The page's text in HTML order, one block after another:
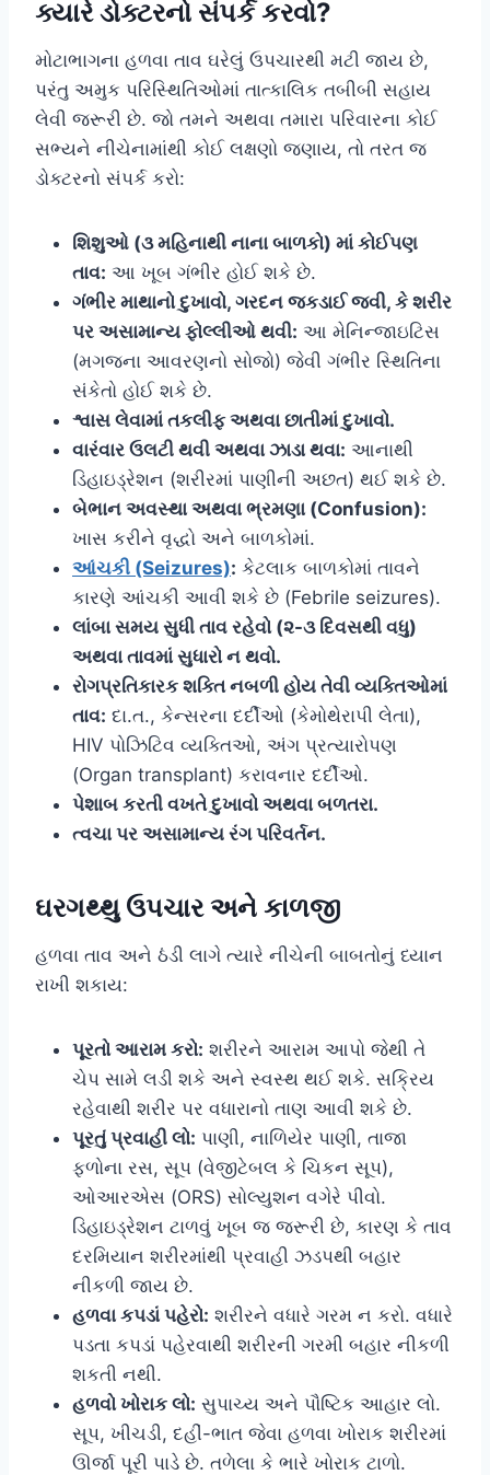
ક્યારે ડોક્ટરનો સંપર્ક કરવો?
મોટાભાગના હળવા તાવ ઘરેલું ઉપચારથી મટી જાય છે,
પરંતુ અમુક પરિસ્થિતિઓમાં તાત્કાલિક તબીબી સહાય
લેવી જરૂરી છે. જો તમને અથવા તમારા પરિવારના કોઈ
સભ્યને નીચેનામાંથી કોઈ લક્ષણો જણાય, તો તરત જ
ડોક્ટરનો સંપર્ક કરો:
શિશુઓ (૩ મહિનાથી નાના બાળકો) માં કોઈપણ
તાવ: આ ખૂબ ગંભીર હોઈ શકે છે.
ગંભીર માથાનો દુખાવો, ગરદન જકડાઈ જવી, કે શરીર
પર અસામાન્ય ફોલ્લીઓ થવી: આ મેનિન્જાઇટિસ
(મગજના આવરણનો સોજો) જેવી ગંભીર સ્થિતિના
સંકેતો હોઈ શકે છે.
શ્વાસ લેવામાં તકલીફ અથવા છાતીમાં દુખાવો.
વારંવાર ઉલટી થવી અથવા ઝાડા થવા: આનાથી
ડિહાઇડ્રેશન (શરીરમાં પાણીની અછત) થઈ શકે છે.
બેભાન અવસ્થા અથવા ભ્રમણા (Confusion):
ખાસ કરીને વૃદ્ધો અને બાળકોમાં.
આંચકી (Seizures): કેટલાક બાળકોમાં તાવને
કારણે આંચકી આવી શકે છે (Febrile seizures).
લાંબા સમય સુધી તાવ રહેવો (૨-૩ દિવસથી વધુ)
અથવા તાવમાં સુધારો ન થવો.
રોગપ્રતિકારક શક્તિ નબળી હોય તેવી વ્યક્તિઓમાં
તાવ: દા.ત., કેન્સરના દર્દીઓ (કેમોથેરાપી લેતા),
HIV પોઝિટિવ વ્યક્તિઓ, અંગ પ્રત્યારોપણ
(Organ transplant) કરાવનાર દર્દીઓ.
પેશાબ કરતી વખતે દુખાવો અથવા બળતરા.
ત્વચા પર અસામાન્ય રંગ પરિવર્તન.
ઘરગથ્થુ ઉપચાર અને કાળજી
હળવા તાવ અને ઠંડી લાગે ત્યારે નીચેની બાબતોનું ધ્યાન
રાખી શકાય:
પૂરતો આરામ કરો: શરીરને આરામ આપો જેથી તે
ચેપ સામે લડી શકે અને સ્વસ્થ થઈ શકે. સક્રિય
રહેવાથી શરીર પર વધારાનો તાણ આવી શકે છે.
પૂરતું પ્રવાહી લો: પાણી, નાળિયેર પાણી, તાજા
ફળોના રસ, સૂપ (વેજીટેબલ કે ચિકન સૂપ),
ઓઆરએસ (ORS) સોલ્યુશન વગેરે પીવો.
ડિહાઇડ્રેશન ટાળવું ખૂબ જ જરૂરી છે, કારણ કે તાવ
દરમિયાન શરીરમાંથી પ્રવાહી ઝડપથી બહાર
નીકળી જાય છે.
હળવા કપડાં પહેરો: શરીરને વધારે ગરમ ન કરો. વધારે
પડતા કપડાં પહેરવાથી શરીરની ગરમી બહાર નીકળી
શકતી નથી.
હળવો ખોરાક લો: સુપાચ્ય અને પૌષ્ટિક આહાર લો.
સૂપ, ખીચડી, દહીં-ભાત જેવા હળવા ખોરાક શરીરમાં
ઊર્જા પૂરી પાડે છે. તળેલા કે ભારે ખોરાક ટાળો.